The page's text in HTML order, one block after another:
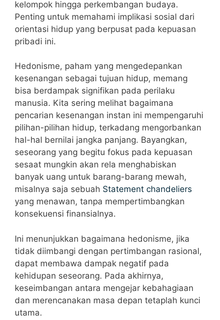
kelompok hingga perkembangan budaya.
Penting untuk memahami implikasi sosial dari
orientasi hidup yang berpusat pada kepuasan
pribadi ini.
Hedonisme, paham yang mengedepankan
kesenangan sebagai tujuan hidup, memang
bisa berdampak signifikan pada perilaku
manusia. Kita sering melihat bagaimana
pencarian kesenangan instan ini mempengaruhi
pilihan-pilihan hidup, terkadang mengorbankan
hal-hal bernilai jangka panjang. Bayangkan,
seseorang yang begitu fokus pada kepuasan
sesaat mungkin akan rela menghabiskan
banyak uang untuk barang-barang mewah,
misalnya saja sebuah Statement chandeliers
yang menawan, tanpa mempertimbangkan
konsekuensi finansialnya.
Ini menunjukkan bagaimana hedonisme, jika
tidak diimbangi dengan pertimbangan rasional,
dapat membawa dampak negatif pada
kehidupan seseorang. Pada akhirnya,
keseimbangan antara mengejar kebahagiaan
dan merencanakan masa depan tetaplah kunci
utama.